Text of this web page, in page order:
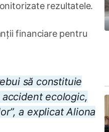
rezultatele.
financiare pentru
să constituie
ecologic,
a explicat Aliona